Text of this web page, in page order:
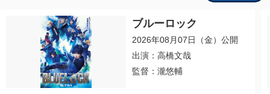
ブルーロック
2026年08月07日（金）公開
出演：高橋文哉
監督：瀧悠輔